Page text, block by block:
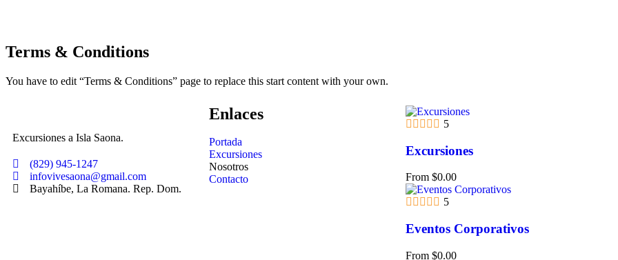
Terms & Conditions
You have to edit “Terms & Conditions” page to replace this start content with your own.
Excursiones a Isla Saona.
(829) 945-1247
infovivesaona@gmail.com
Bayahíbe, La Romana. Rep. Dom.
Enlaces
Portada
Excursiones
Nosotros
Contacto
5
Excursiones
From $0.00
5
Eventos Corporativos
From $0.00